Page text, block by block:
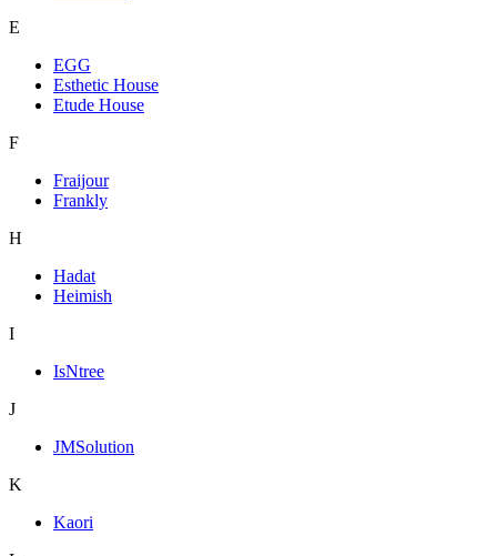
E
EGG
Esthetic House
Etude House
F
Fraijour
Frankly
H
Hadat
Heimish
I
IsNtree
J
JMSolution
K
Kaori